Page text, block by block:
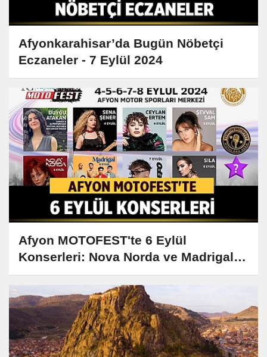
Afyonkarahisar’da Bugün Nöbetçi
Eczaneler - 7 Eylül 2024
Afyon MOTOFEST'te 6 Eylül
Konserleri: Nova Norda ve Madrigal
Sahne Alacak!